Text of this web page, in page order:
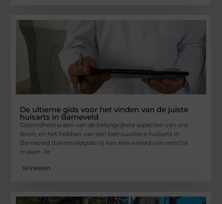
De ultieme gids voor het vinden van de juiste
huisarts in Barneveld
Gezondheid is een van de belangrijkste aspecten van ons
leven, en het hebben van een betrouwbare huisarts in
Barneveld (barneveldgids.nl) kan een wereld van verschil
maken. Je
Winkelen